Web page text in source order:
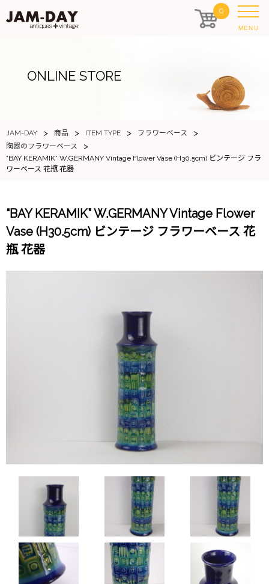
0
MENU
ONLINE STORE
JAM-DAY > 商品 > ITEM TYPE > フラワーベース >
陶器のフラワーベース >
“BAY KERAMIK” W.GERMANY Vintage Flower Vase (H30.5cm) ビンテージ フラ
ワーベース 花瓶 花器
“BAY KERAMIK” W.GERMANY Vintage Flower
Vase (H30.5cm) ビンテージ フラワーベース 花
瓶 花器